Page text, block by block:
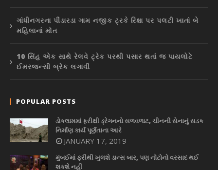
ગાંધીનગરના પીંડારડા ગામ નજીક ટ્રકે રિક્ષા પર પલટી ખાતાં બે
મહિલાનાં મોત
10 સિંહ એક સાથે રેલવે ટ્રેક પરથી પસાર થતાં જ પાયલોટે
ઈમરજન્સી બ્રેક લગાવી
POPULAR POSTS
ડોકલામમાં ફરીથી ડ્રેગનનો સળવળાટ, ચીનની સેનાનું સડક
નિર્માણ કાર્ય પૂર્ણતાના આરે
JANUARY 17, 2019
મુંબઈમાં ફરીથી ખુલશે ડાન્સ બાર, પણ નોટોનો વરસાદ થઈ
શકશે નહીં